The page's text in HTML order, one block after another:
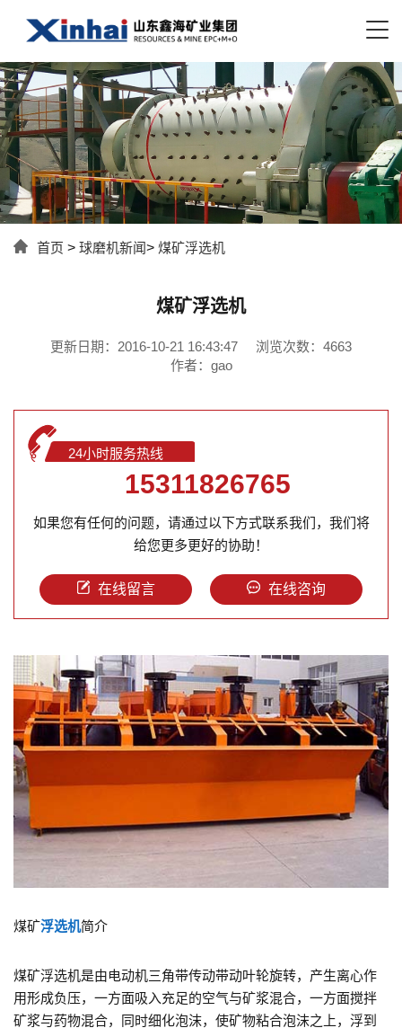
首页 > 球磨机新闻> 煤矿浮选机
煤矿浮选机
更新日期：2016-10-21 16:43:47
浏览次数：4663
作者：gao
24小时服务热线
15311826765
如果您有任何的问题，请通过以下方式联系我们，我们将
给您更多更好的协助！
在线留言 在线咨询
煤矿浮选机简介
煤矿浮选机是由电动机三角带传动带动叶轮旋转，产生离心作
用形成负压，一方面吸入充足的空气与矿浆混合，一方面搅拌
矿浆与药物混合，同时细化泡沫，使矿物粘合泡沫之上，浮到